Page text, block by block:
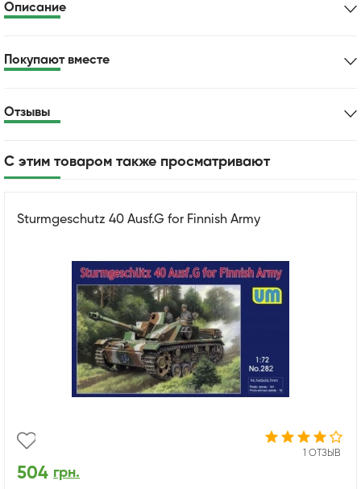
Описание
Покупают вместе
Отзывы
С этим товаром также просматривают
Sturmgeschutz 40 Ausf.G for Finnish Army
1 ОТЗЫВ
504 грн.